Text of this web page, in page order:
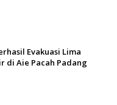
Evakuasi Lima
di Aie Pacah Padang